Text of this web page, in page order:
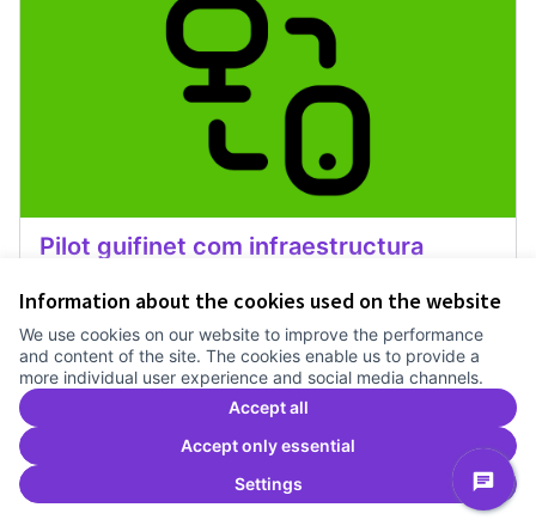
Information about the cookies used on the website
We use cookies on our website to improve the performance
and content of the site. The cookies enable us to provide a
more individual user experience and social media channels.
Accept all
Accept only essential
Settings
Pilot guifinet com infraestructura
Recerca
0 0
VotePilot guifinet com